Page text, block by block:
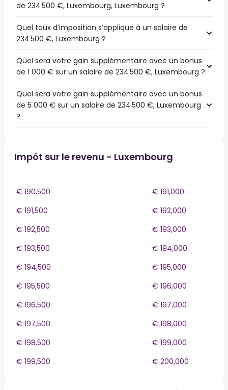
de 234 500 €, Luxembourg, Luxembourg ?
Quel taux d’imposition s’applique à un salaire de
234 500 €, Luxembourg ?
Quel sera votre gain supplémentaire avec un bonus
de 1 000 € sur un salaire de 234 500 €, Luxembourg ?
Quel sera votre gain supplémentaire avec un bonus
de 5 000 € sur un salaire de 234 500 €, Luxembourg
?
Impôt sur le revenu - Luxembourg
€ 190,500
€ 191,000
€ 191,500
€ 192,000
€ 192,500
€ 193,000
€ 193,500
€ 194,000
€ 194,500
€ 195,000
€ 195,500
€ 196,000
€ 196,500
€ 197,000
€ 197,500
€ 198,000
€ 198,500
€ 199,000
€ 199,500
€ 200,000